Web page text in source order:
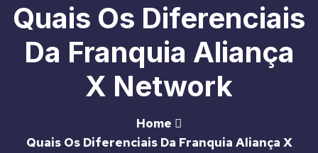
Quais Os Diferenciais
Da Franquia Aliança
X Network
Home
Quais Os Diferenciais Da Franquia Aliança X